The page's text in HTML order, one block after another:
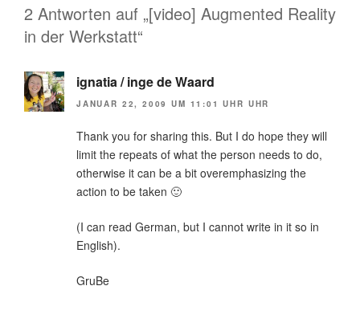
2 Antworten auf „[video] Augmented Reality
in der Werkstatt“
ignatia / inge de Waard
JANUAR 22, 2009 UM 11:01 UHR UHR
Thank you for sharing this. But I do hope they will
limit the repeats of what the person needs to do,
otherwise it can be a bit overemphasizing the
action to be taken 🙂
(I can read German, but I cannot write in it so in
English).
GruBe